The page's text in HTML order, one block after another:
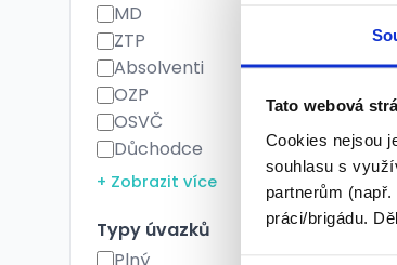
Tato webová
Cookies nejsou
souhlasu s
partnerům
práci/brigádu.
MD
ZTP
Absolventi
OZP
OSVČ
Důchodce
+ Zobrazit více
Typy úvazků
Plný